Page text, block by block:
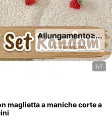
1/7
maglietta a maniche corte a